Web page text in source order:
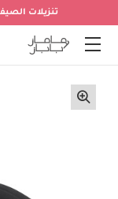
تنزيلات